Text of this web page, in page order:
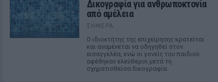
Δικογραφία για ανθρωποκτονία
από αμέλεια
ΣΉΜΕΡΑ
Ο ιδιοκτήτης της επιχείρησης κρατείται
και αναμένεται να οδηγηθεί στον
εισαγγελέα, ενώ οι γονείς του παιδιού
αφέθηκαν ελεύθεροι μετά τη
σχηματισθείσα δικογραφία.